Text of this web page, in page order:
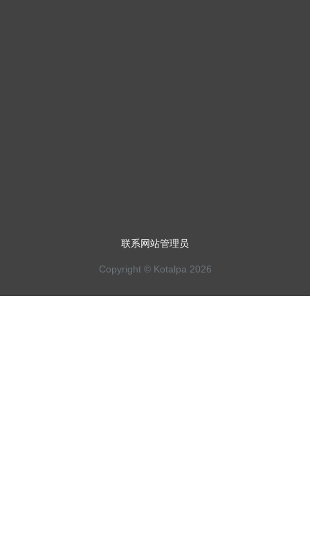
联系网站管理员
Copyright © Kotalpa 2026